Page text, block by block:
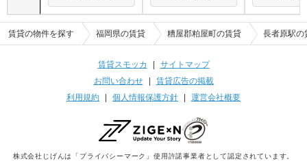
賃貸の物件を探す 福岡県の賃貸 糟屋郡粕屋町の賃貸 長者原駅の
賃貸スモッカ
サイトマップ
お問い合わせ| 賃貸広告の掲載
利用規約
個人情報保護方針 運営会社概要
株式会社じげんは「プライバシーマーク」使用許諾事業者として認定されています。